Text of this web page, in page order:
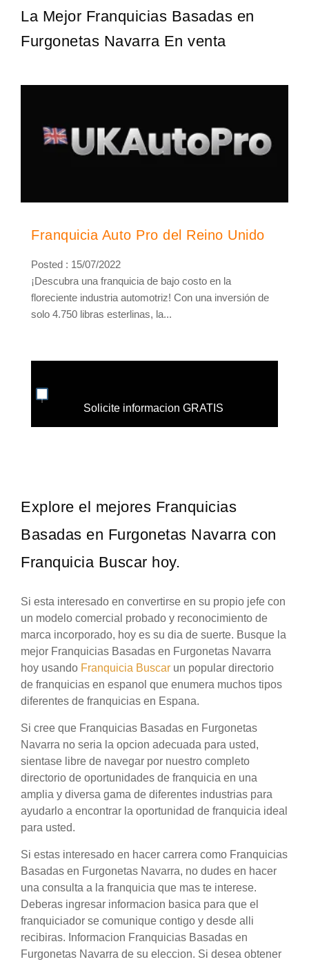
La Mejor Franquicias Basadas en
Furgonetas Navarra En venta
Franquicia Auto Pro del Reino Unido
Posted : 15/07/2022
¡Descubra una franquicia de bajo costo en la
floreciente industria automotriz! Con una inversión de
solo 4.750 libras esterlinas, la...
Solicite informacion GRATIS
Explore el mejores Franquicias
Basadas en Furgonetas Navarra con
Franquicia Buscar hoy.
Si esta interesado en convertirse en su propio jefe con
un modelo comercial probado y reconocimiento de
marca incorporado, hoy es su dia de suerte. Busque la
mejor Franquicias Basadas en Furgonetas Navarra
hoy usando Franquicia Buscar un popular directorio
de franquicias en espanol que enumera muchos tipos
diferentes de franquicias en Espana.
Si cree que Franquicias Basadas en Furgonetas
Navarra no seria la opcion adecuada para usted,
sientase libre de navegar por nuestro completo
directorio de oportunidades de franquicia en una
amplia y diversa gama de diferentes industrias para
ayudarlo a encontrar la oportunidad de franquicia ideal
para usted.
Si estas interesado en hacer carrera como Franquicias
Basadas en Furgonetas Navarra, no dudes en hacer
una consulta a la franquicia que mas te interese.
Deberas ingresar informacion basica para que el
franquiciador se comunique contigo y desde alli
recibiras. Informacion Franquicias Basadas en
Furgonetas Navarra de su eleccion. Si desea obtener